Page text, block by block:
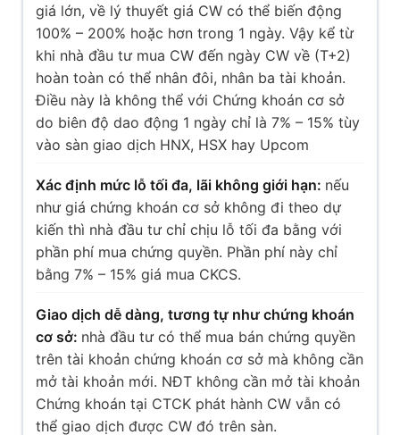
giá lớn, về lý thuyết giá CW có thể biến động
100% – 200% hoặc hơn trong 1 ngày. Vậy kể từ
khi nhà đầu tư mua CW đến ngày CW về (T+2)
hoàn toàn có thể nhân đôi, nhân ba tài khoản.
Điều này là không thể với Chứng khoán cơ sở
do biên độ dao động 1 ngày chỉ là 7% – 15% tùy
vào sàn giao dịch HNX, HSX hay Upcom
Xác định mức lỗ tối đa, lãi không giới hạn: nếu
như giá chứng khoán cơ sở không đi theo dự
kiến thì nhà đầu tư chỉ chịu lỗ tối đa bằng với
phần phí mua chứng quyền. Phần phí này chỉ
bằng 7% – 15% giá mua CKCS.
Giao dịch dễ dàng, tương tự như chứng khoán
cơ sở: nhà đầu tư có thể mua bán chứng quyền
trên tài khoản chứng khoán cơ sở mà không cần
mở tài khoản mới. NĐT không cần mở tài khoản
Chứng khoán tại CTCK phát hành CW vẫn có
thể giao dịch được CW đó trên sàn.